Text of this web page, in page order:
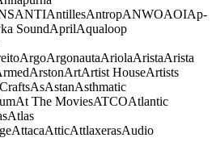
ANTIAntillesAntropANWOAOIAp-
SoundAprilAqualoop
ArgoArgonautaAriolaAristaArista
ArstonArtArtist HouseArtists
AsAstanAsthmatic
At The MoviesATCOAtlantic
Atlas
AttacaAtticAttlaxerasAudio